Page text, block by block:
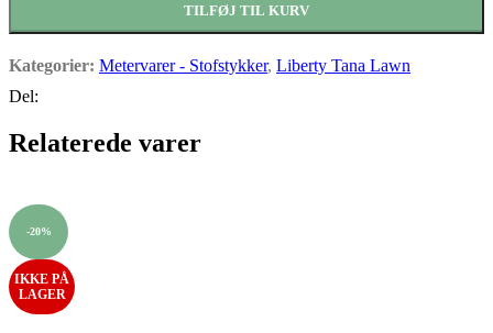
TILFØJ TIL KURV
Kategorier: Metervarer - Stofstykker, Liberty Tana Lawn
Del:
Relaterede varer
-20%
IKKE PÅ
LAGER